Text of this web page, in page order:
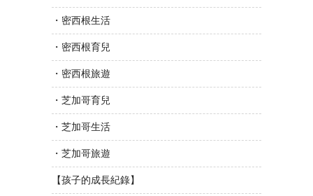
・密西根生活
・密西根育兒
・密西根旅遊
・芝加哥育兒
・芝加哥生活
・芝加哥旅遊
【孩子的成長紀錄】